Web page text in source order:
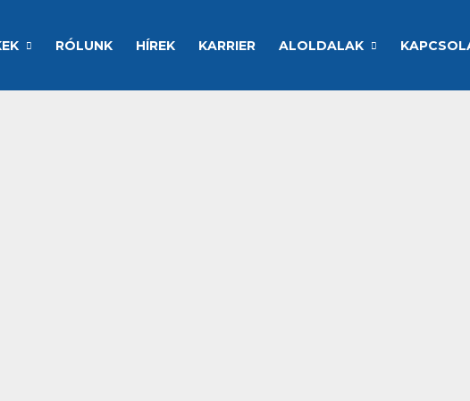
RÓLUNK HÍREK KARRIER ALOLDALAK